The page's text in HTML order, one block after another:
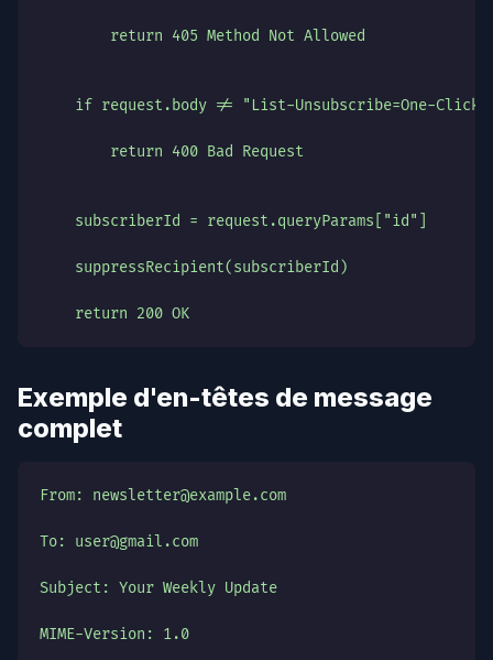
        return 405 Method Not Allowed
if request.body != "List-Unsubscribe=One-
        return 400 Bad Request
    subscriberId = request.queryParams["id"]
    suppressRecipient(subscriberId)
    return 200 OK
Exemple d'en-têtes de message
complet
From: newsletter@example.com
To: user@gmail.com
Subject: Your Weekly Update
MIME-Version: 1.0